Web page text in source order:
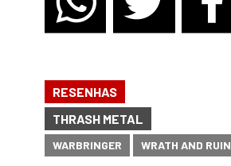
RESENHAS
THRASH METAL
WARBRINGER WRATH AND RUIN